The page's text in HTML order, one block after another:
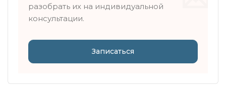
разобрать их на индивидуальной
консультации.
Записаться